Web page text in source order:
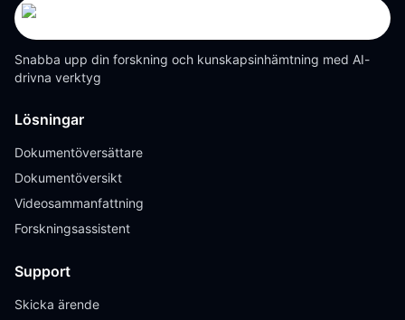
Snabba upp din forskning och kunskapsinhämtning med AI-
drivna verktyg
Lösningar
Dokumentöversättare
Dokumentöversikt
Videosammanfattning
Forskningsassistent
Support
Skicka ärende